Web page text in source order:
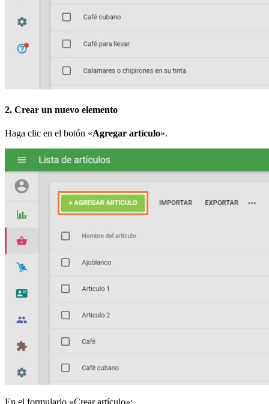
2. Crear un nuevo elemento
Haga clic en el botón «Agregar artículo».